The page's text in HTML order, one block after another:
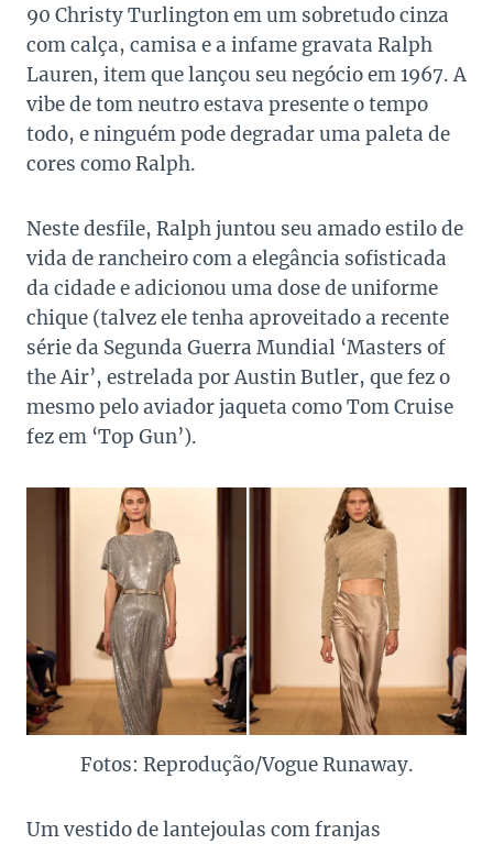
90 Christy Turlington em um sobretudo cinza
com calça, camisa e a infame gravata Ralph
Lauren, item que lançou seu negócio em 1967. A
vibe de tom neutro estava presente o tempo
todo, e ninguém pode degradar uma paleta de
cores como Ralph.
Neste desfile, Ralph juntou seu amado estilo de
vida de rancheiro com a elegância sofisticada
da cidade e adicionou uma dose de uniforme
chique (talvez ele tenha aproveitado a recente
série da Segunda Guerra Mundial ‘Masters of
the Air’, estrelada por Austin Butler, que fez o
mesmo pelo aviador jaqueta como Tom Cruise
fez em ‘Top Gun’).
Fotos: Reprodução/Vogue Runaway.
Um vestido de lantejoulas com franjas